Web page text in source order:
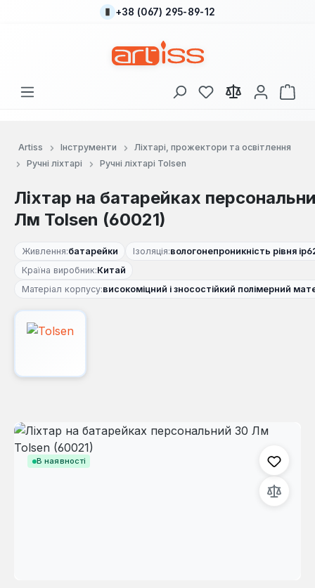
Перейти до основного вмісту
+38 (067) 295-89-12
У вас є 0 у списку
Artiss Інструменти
Ліхтарі, прожектори та освітлення
Ручні ліхтарі
Ручні ліхтарі Tolsen
Ліхтар на батарейках
Лм Tolsen (60021)
Живлення:батарейки Ізоляція:вологонепроникність рівня
Країна виробник:Китай
Матеріал корпусу:високоміцний і зносостійкий полімерний
В наявності
Пропустити галерею зображень